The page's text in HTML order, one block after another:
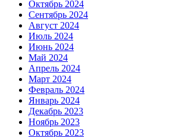
Октябрь 2024
Сентябрь 2024
Август 2024
Июль 2024
Июнь 2024
Май 2024
Апрель 2024
Март 2024
Февраль 2024
Январь 2024
Декабрь 2023
Ноябрь 2023
Октябрь 2023